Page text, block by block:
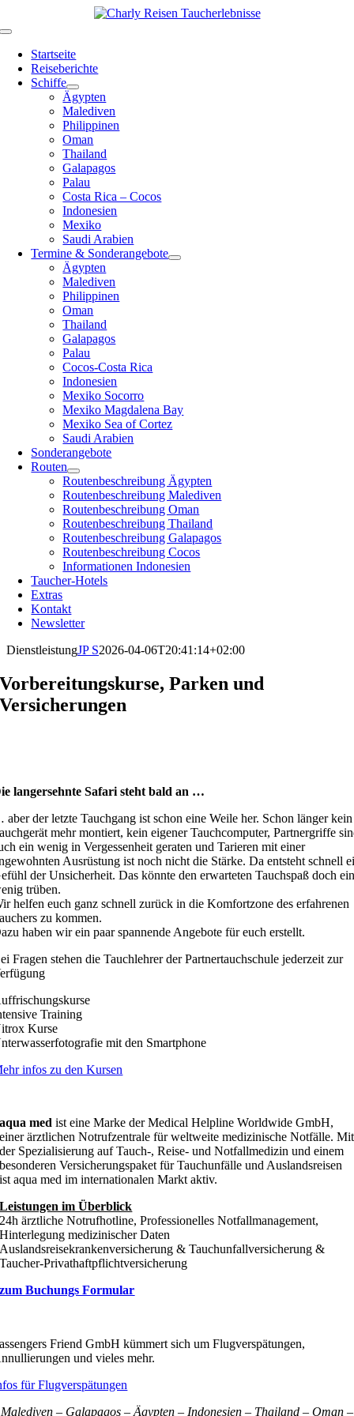
Inhalt
Toggle
NavigationStartseite
Reiseberichte
Schiffe
Ägypten
Malediven
Philippinen
Oman
Thailand
Galapagos
Palau
Costa Rica – Cocos
Indonesien
Mexiko
Saudi Arabien
Termine & Sonderangebote
Ägypten
Malediven
Philippinen
Oman
Thailand
Galapagos
Palau
Cocos-Costa Rica
Indonesien
Mexiko Socorro
Mexiko Magdalena Bay
Mexiko Sea of Cortez
Saudi Arabien
Sonderangebote
Routen
Routenbeschreibung Ägypten
Routenbeschreibung Malediven
Routenbeschreibung Oman
Routenbeschreibung Thailand
Routenbeschreibung Galapagos
Routenbeschreibung Cocos
Informationen Indonesien
Taucher-Hotels
Extras
Kontakt
Newsletter
DienstleistungJP S2026-04-06T20:41:14+02:00
Vorbereitungskurse, Parken und
Versicherungen
langersehnte Safari steht bald an …
der letzte Tauchgang ist schon eine Weile her. Schon länger kein
mehr montiert, kein eigener Tauchcomputer, Partnergriffe
ein wenig in Vergessenheit geraten und Tarieren mit einer
Ausrüstung ist noch nicht die Stärke. Da entsteht schnell
der Unsicherheit. Das könnte den erwarteten Tauchspaß doch
trüben.
helfen euch ganz schnell zurück in die Komfortzone des erfahrenen
zu kommen.
haben wir ein paar spannende Angebote für euch erstellt.
Fragen stehen die Tauchlehrer der Partnertauchschule jederzeit zur
Training
Kurse
mit den Smartphone
infos zu den Kursen
aqua med ist eine Marke der Medical Helpline Worldwide GmbH,
einer ärztlichen Notrufzentrale für weltweite medizinische Notfälle. Mit
der Spezialisierung auf Tauch-, Reise- und Notfallmedizin und einem
besonderen Versicherungspaket für Tauchunfälle und Auslandsreisen
ist aqua med im internationalen Markt aktiv.
Leistungen im Überblick
24h ärztliche Notrufhotline, Professionelles Notfallmanagement,
Hinterlegung medizinischer Daten
Auslandsreisekrankenversicherung & Tauchunfallversicherung &
Taucher-Privathaftpflichtversicherung
zum Buchungs Formular
Friend GmbH kümmert sich um Flugverspätungen,
und vieles mehr.
für Flugverspätungen
Malediven – Galapagos – Ägypten – Indonesien – Thailand – Oman –